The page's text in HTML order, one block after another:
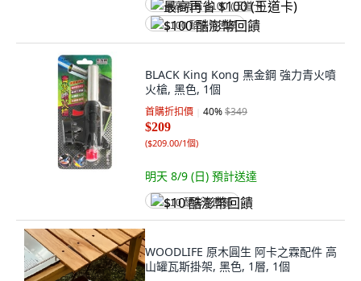
最高再省 $100 (王道卡)
$100 酷澎幣回饋
BLACK King Kong 黑金鋼 強力青火噴
火槍, 黑色, 1個
首購折扣價 40%$349
$209
($209.00/1個)
明天 8/9 (日) 預計送達
$10 酷澎幣回饋
WOODLIFE 原木圓生 阿卡之霖配件 高
山罐瓦斯掛架, 黑色, 1層, 1個